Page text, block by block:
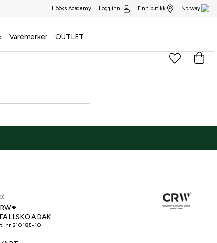
Hööks Academy Logg inn Finn butikk Norway
Varemerker OUTLET
ADAK
nr 210185-10